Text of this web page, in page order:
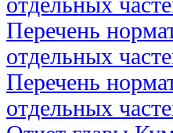
Перечень
отдельных
Перечень
отдельных